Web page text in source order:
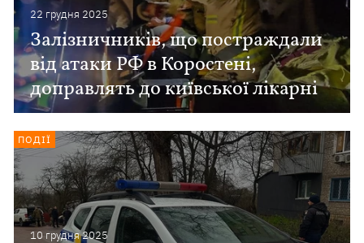
22 грудня 2025
Залізничників, що постраждали
від атаки РФ в Коростені,
доправлять до київської лікарні
10 грудня 2025
ПОДІЇ